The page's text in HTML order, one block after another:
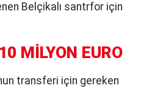
Belçikalı santrfor için
MİLYON EURO
transferi için gereken